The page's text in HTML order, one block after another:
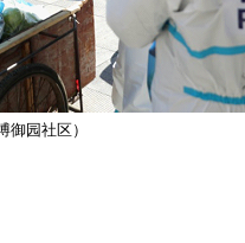
御园社区）